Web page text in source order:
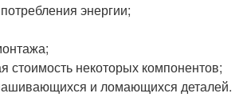
энергии;
стоимость некоторых компонентов;
и ломающихся деталей.